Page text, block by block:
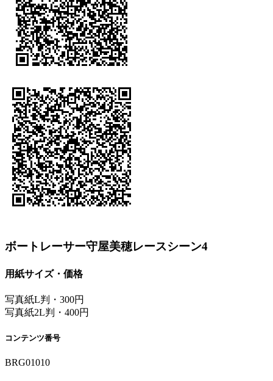
ボートレーサー守屋美穂レースシーン4
用紙サイズ・価格
写真紙L判・300円
写真紙2L判・400円
コンテンツ番号
BRG01010